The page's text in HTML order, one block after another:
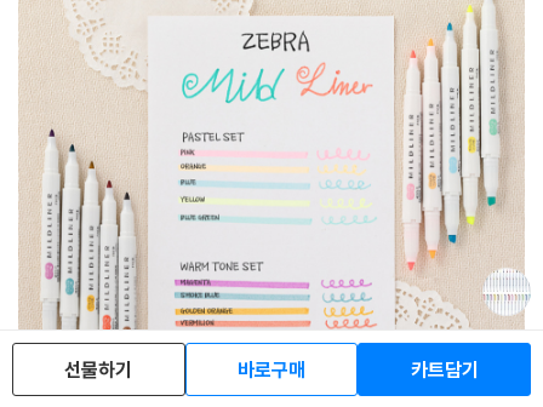
선물하기 바로구매 카트담기